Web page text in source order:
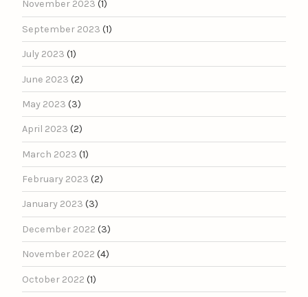
November 2023 (1)
September 2023 (1)
July 2023 (1)
June 2023 (2)
May 2023 (3)
April 2023 (2)
March 2023 (1)
February 2023 (2)
January 2023 (3)
December 2022 (3)
November 2022 (4)
October 2022 (1)